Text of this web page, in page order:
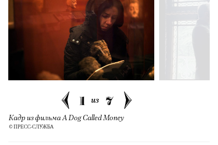
1 из 7
Кадр из фильма A Dog Called Money
© ПРЕСС-СЛУЖБА